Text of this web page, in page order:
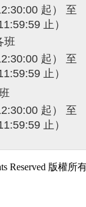
起） 至
止）
班
起） 至
止）
起） 至
止）
Reserved 版權所